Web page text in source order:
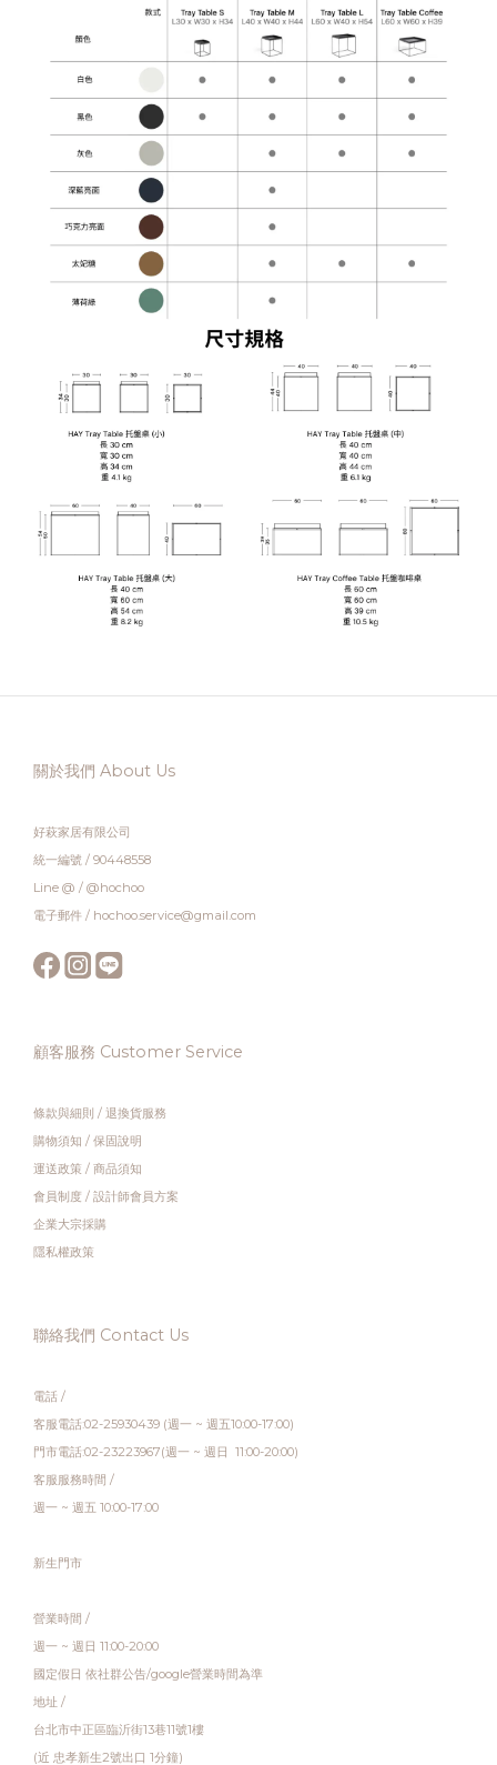
關於我們 About Us
好萩家居有限公司
統一編號 / 90448558
Line @ / @hochoo
電子郵件 / hochoo.service@gmail.com
顧客服務 Customer Service
條款與細則 / 退換貨服務
購物須知 / 保固說明
運送政策 / 商品須知
會員制度 / 設計師會員方案
企業大宗採購
隱私權政策
聯絡我們 Contact Us
電話 /
客服電話:02-25930439 (週一 ~ 週五10:00-17:00)
門市電話:02-23223967(週一 ~ 週日 11:00-20:00)
客服服務時間 /
週一 ~ 週五 10:00-17:00
新生門市
營業時間 /
週一 ~ 週日 11:00-20:00
國定假日 依社群公告/google營業時間為準
地址 /
台北市中正區臨沂街13巷11號1樓
(近 忠孝新生2號出口 1分鐘)